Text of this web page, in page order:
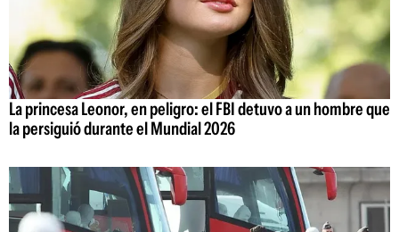
La princesa Leonor, en peligro: el FBI detuvo a un hombre que
la persiguió durante el Mundial 2026